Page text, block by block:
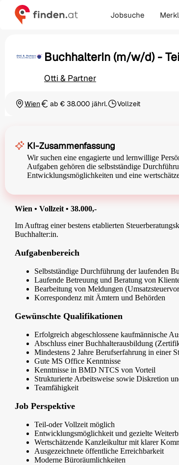
Jobsuche
BuchhalterIn (m/w/d) -
Otti & Partner
Ortschaft
WienGehaltab € 38.000 jährl.Beschäftigungsart
Vollzeit
KI-Zusammenfassung
Wir suchen eine engagierte und lernwillige
Aufgaben gehören die selbstständige
Entwicklungsmöglichkeiten und eine
Wien • Vollzeit • 38.000,-
Im Auftrag einer bestens etablierten
Buchhalter:in.
Aufgabenbereich
Selbstständige Durchführung der laufenden
Laufende Betreuung und Beratung von
Bearbeitung von Meldungen
Korrespondenz mit Ämtern und Behörden
Gewünschte Qualifikationen
Erfolgreich abgeschlossene kaufmännische
Abschluss einer Buchhalterausbildung
Mindestens 2 Jahre Berufserfahrung in einer
Gute MS Office Kenntnisse
Kenntnisse in BMD NTCS von Vorteil
Strukturierte Arbeitsweise sowie Diskretion
Teamfähigkeit
Job Perspektive
Teil-oder Vollzeit möglich
Entwicklungsmöglichkeit und gezielte
Wertschätzende Kanzleikultur mit klarer
Ausgezeichnete öffentliche Erreichbarkeit
Moderne Büroräumlichkeiten